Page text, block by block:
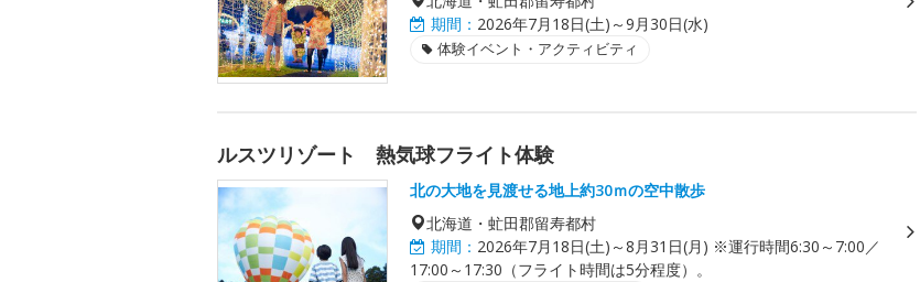
期間： 2026年7月18日(土)～9月30日(水)
体験イベント・アクティビティ
ルスツリゾート 熱気球フライト体験
北の大地を見渡せる地上約30ｍの空中散歩
北海道・虻田郡留寿都村
期間： 2026年7月18日(土)～8月31日(月) ※運行時間6:30～7:00／
17:00～17:30（フライト時間は5分程度）。